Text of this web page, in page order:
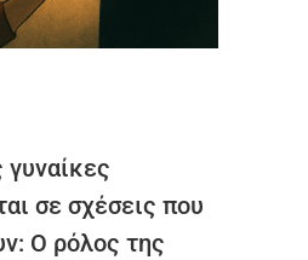
γυναίκες
σε σχέσεις που
Ο ρόλος της